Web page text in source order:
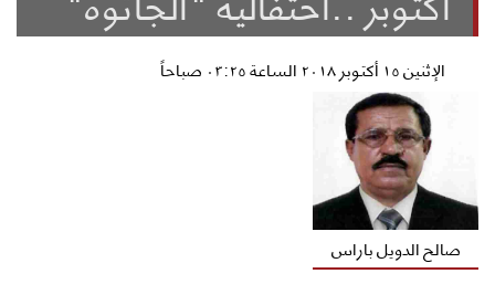
الإثنين ١٥ أكتوبر ٢٠١٨ الساعة ٠٣:٢٥ صباحاً
صالح الدويل باراس